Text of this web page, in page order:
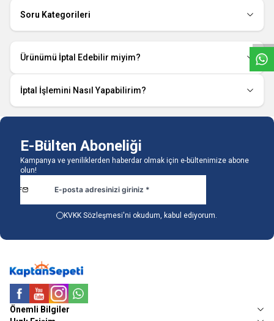
W
h
a
t
s
a
p
p
D
e
s
e
H
a
t
t
Soru Kategorileri
Ürünümü İptal Edebilir miyim?
İptal İşlemini Nasıl Yapabilirim?
E-Bülten Aboneliği
Kampanya ve yeniliklerden haberdar olmak için e-bültenimize abone
olun!
KVKK Sözleşmesi'ni okudum, kabul ediyorum.
Facebook
YoutubeInstagramWhatsApp
Önemli Bilgiler